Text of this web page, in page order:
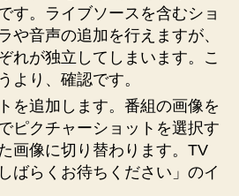
す。ライブソースを含むショ
や音声の追加を行えますが、
れが独立してしまいます。こ
より、確認です。
を追加します。番組の画像を
ピクチャーショットを選択す
画像に切り替わります。TV
ばらくお待ちください」のイ